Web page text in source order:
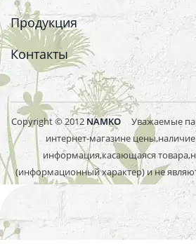
Продукция
Контакты
Copyright © 2012 NAMKO Уважаемые
интернет-магазине
информация,касающаяся
(информационный характер) и не